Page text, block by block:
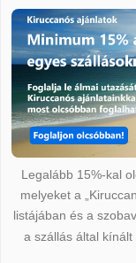
Legalább 15%-kal
melyeket a
listájában és a
a szállás által kínált